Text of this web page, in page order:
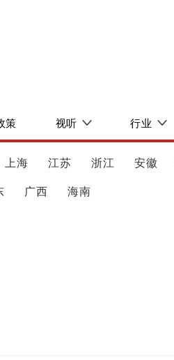
策 视听 行业
上海 江苏 浙江 安徽
广西 海南